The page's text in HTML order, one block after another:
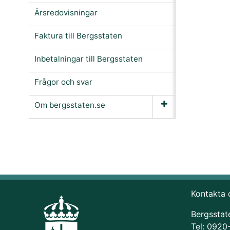
Årsredovisningar
Faktura till Bergsstaten
Inbetalningar till Bergsstaten
Frågor och svar
Om bergsstaten.se
Kontakta
Tel: